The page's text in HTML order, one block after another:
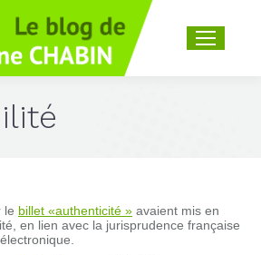
Recherche
le billet «authenticité » avaient mis en
en lien avec la jurisprudence française